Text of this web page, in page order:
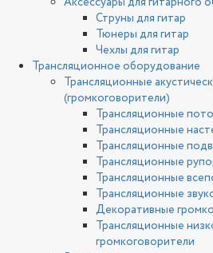
Струны для гитар
Тюнеры для гитар
Чехлы для гитар
Трансляционное оборудование
Трансляционные
(громкоговорители)
Трансляционные
Трансляционные
Трансляционные
Трансляционные
Трансляционные
Трансляционные
Декоративные
Трансляционные
громкоговорители